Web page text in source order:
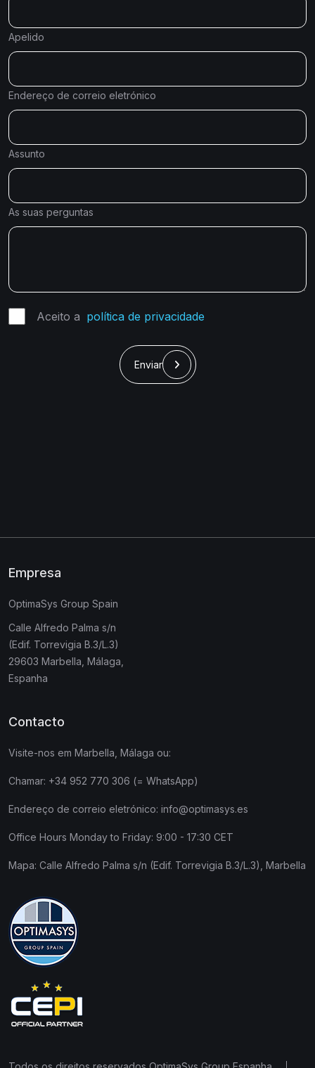
Apelido
Endereço de correio eletrónico
Assunto
As suas perguntas
Aceito a política de privacidade
Enviar
Empresa
OptimaSys Group Spain
Calle Alfredo Palma s/n
(Edif. Torrevigia B.3/L.3)
29603 Marbella, Málaga,
Espanha
Contacto
Visite-nos em Marbella, Málaga ou:
Chamar: +34 952 770 306 (= WhatsApp)
Endereço de correio eletrónico: info@optimasys.es
Office Hours Monday to Friday: 9:00 - 17:30 CET
Mapa: Calle Alfredo Palma s/n (Edif. Torrevigia B.3/L.3), Marbella